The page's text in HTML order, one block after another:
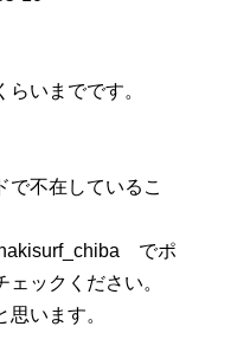
いまでです。
で不在しているこ
でポ
ックください。
います。